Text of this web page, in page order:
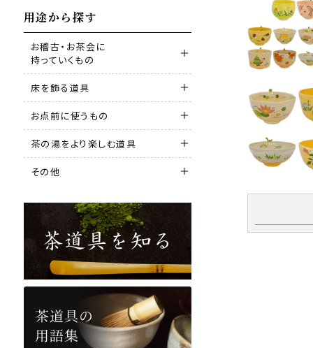
用途から探す
お稽古・お茶会に
持っていくもの
床を飾る道具
お点前に使うもの
茶の湯をより楽しむ道具
その他